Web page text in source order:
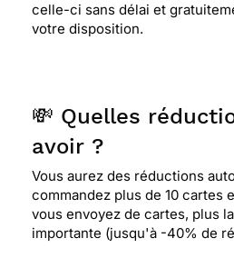
celle-ci sans délai et
votre disposition.
💸 Quelles
avoir ?
Vous aurez des réductions
commandez plus de 10 cartes
vous envoyez de cartes, plus
importante (jusqu'à -40% de